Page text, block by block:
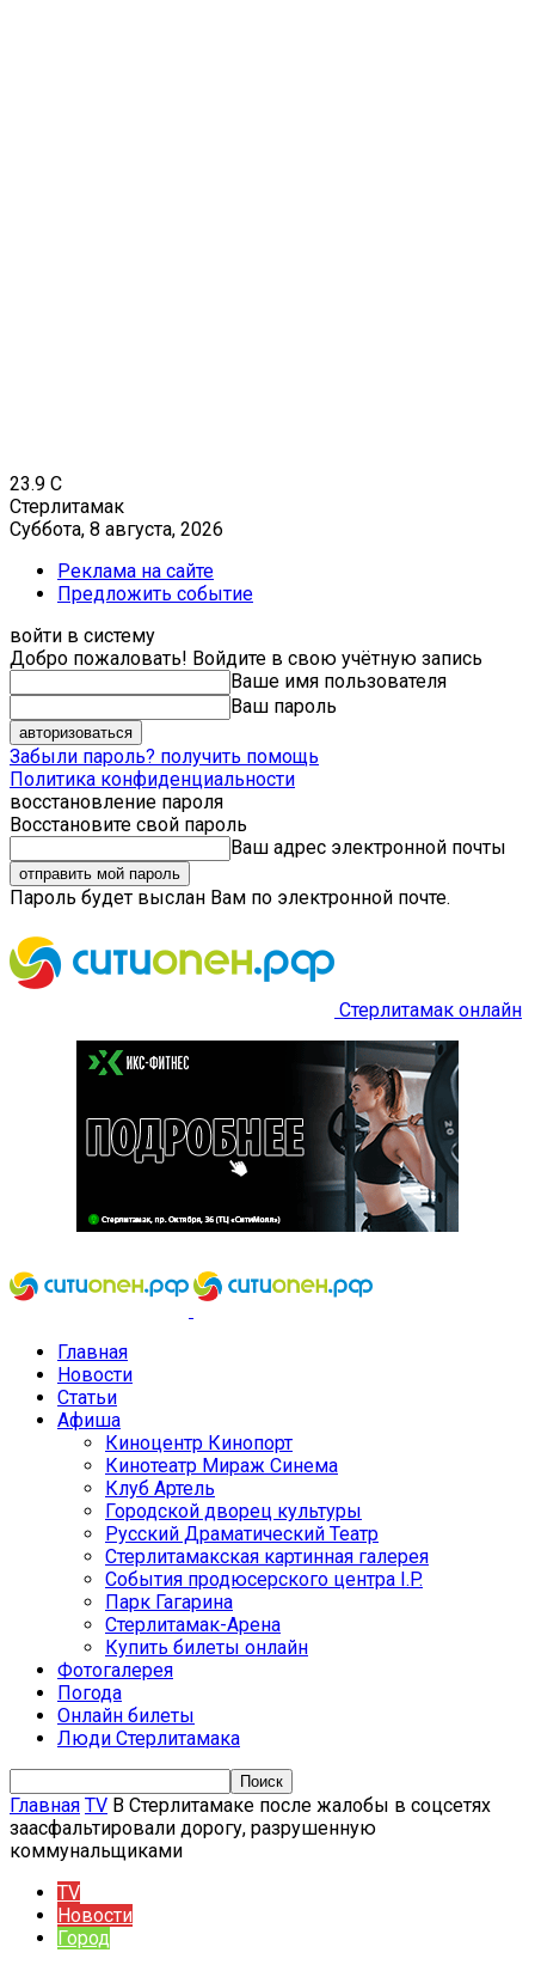
23.9 C
Стерлитамак
Суббота, 8 августа, 2026
Реклама на сайте
Предложить событие
войти в систему
Добро пожаловать! Войдите в свою учётную запись
Ваше имя пользователя
Ваш пароль
Забыли пароль? получить помощь
Политика конфиденциальности
восстановление пароля
Восстановите свой пароль
Ваш адрес электронной почты
Пароль будет выслан Вам по электронной почте.
Стерлитамак онлайн
Главная
Новости
Статьи
Афиша
Киноцентр Кинопорт
Кинотеатр Мираж Синема
Клуб Артель
Городской дворец культуры
Русский Драматический Театр
Стерлитамакская картинная галерея
События продюсерского центра I.P.
Парк Гагарина
Стерлитамак-Арена
Купить билеты онлайн
Фотогалерея
Погода
Онлайн билеты
Люди Стерлитамака
Главная TV В Стерлитамаке после жалобы в соцсетях
заасфальтировали дорогу, разрушенную
коммунальщиками
TV
Новости
Город